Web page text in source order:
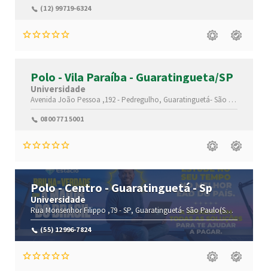
(12) 99719-6324
Polo - Vila Paraíba - Guaratingueta/SP
Universidade
Avenida João Pessoa ,192 - Pedregulho, Guaratinguetá-São Paulo(SP)
0800 771 5001
Polo - Centro - Guaratinguetá - Sp
Universidade
Rua Monsenhor Filippo ,79 -SP, Guaratinguetá-São Paulo(SP) ,12501-410
(55) 12996-7824